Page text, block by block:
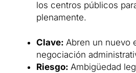
los centros públicos
plenamente.
Clave: Abren un nuevo
negociación
Riesgo: Ambigüedad